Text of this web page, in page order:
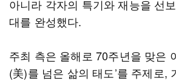
아니라 각자의 특기와 재능을 선
대를 완성했다.
주최 측은 올해로 70주년을 맞은
(美)를 넘은 삶의 태도’를 주제로,